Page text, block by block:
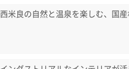
西米良の自然と温泉を楽しむ、国